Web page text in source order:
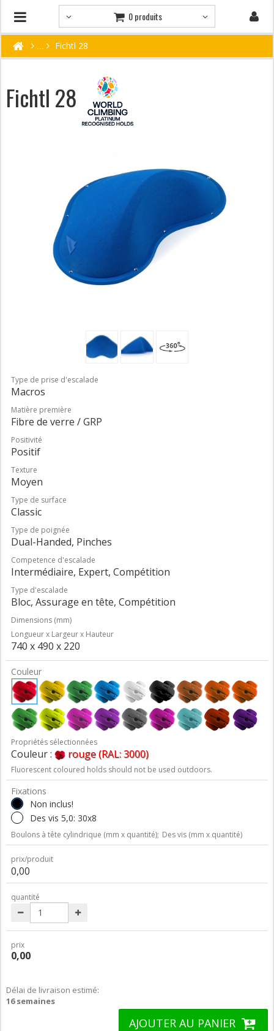
0 produits
Fichtl 28
Fichtl 28
Type de prise d'escalade
Macros
Matière première
Fibre de verre / GRP
Positivité
Positif
Texture
Moyen
Type de surface
Classic
Type de poignée
Dual-Handed, Pinches
Competence d'escalade
Intermédiaire, Expert, Compétition
Type d'escalade
Bloc, Assurage en tête, Compétition
Dimensions (mm)
Longueur x Largeur x Hauteur
740 x 490 x 220
Couleur
Propriétés sélectionnées
Couleur : rouge (RAL: 3000)
Fluorescent coloured holds should not be used outdoors.
Fixations
Non inclus!
Des vis 5,0: 30x8
Boulons à tête cylindrique (mm x quantité); Des vis (mm x quantité)
prix/produit
0,00
quantité
prix
0,00
Délai de livraison estimé:
16 semaines
AJOUTER AU PANIER